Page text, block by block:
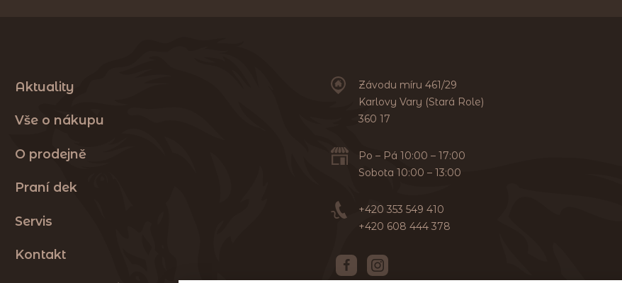
Aktuality
Vše o nákupu
O prodejně
Praní dek
Servis
Kontakt
Závodu míru 461/29
Karlovy Vary (Stará Role)
360 17
Po – Pá 10:00 – 17:00
Sobota 10:00 – 13:00
+420 353 549 410
+420 608 444 378